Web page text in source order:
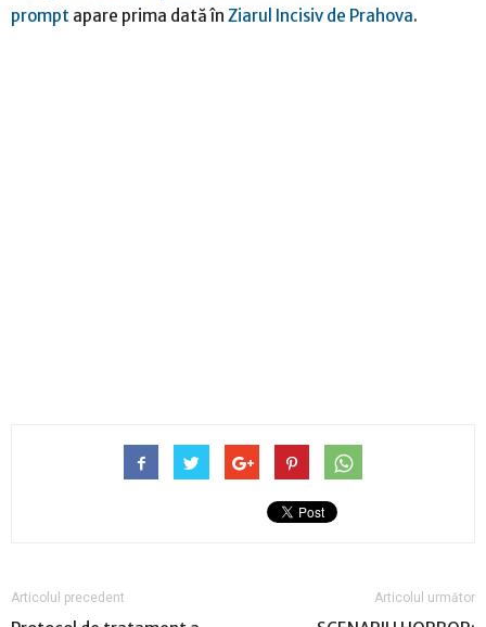
prompt apare prima dată în Ziarul Incisiv de Prahova.
Articolul precedent Articolul următor